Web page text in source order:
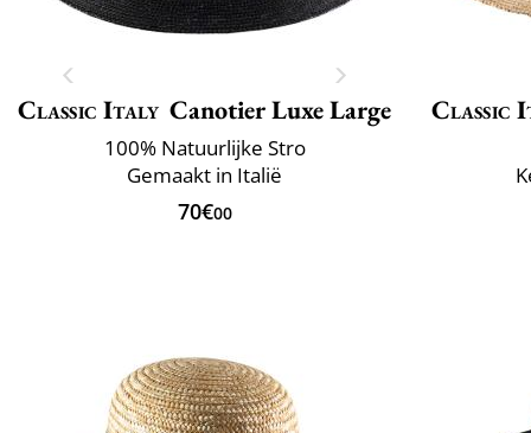
Classic Italy Canotier Luxe Large
100% Natuurlijke Stro
Gemaakt in Italië
70€00
Classic